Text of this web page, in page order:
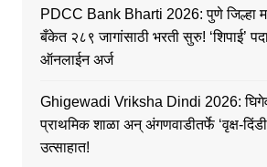
PDCC Bank Bharti 2026: पुणे जिल्हा
बँकेत २८९ जागांसाठी भरती सुरु! ‘शिपाई’
ऑनलाईन अर्ज
Ghigewadi Vriksha Dindi 2026:
प्राथमिक शाळा अन् अंगणवाडीतर्फे ‘वृक्ष-
उत्साहात!